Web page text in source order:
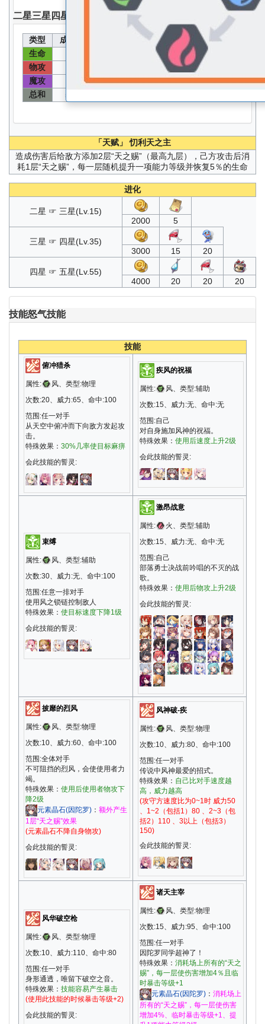
二星三星 四星
类型 成长值 类型 成长值
能力值
生命
126
物攻
72
魔攻
342 魔防 87
447
总和
584
「天赋」
忉利天之主
造成伤害后给敌方添加2层“天之赐”（最高九层），己方攻击后消
耗1层“天之赐”，每一层随机提升一项能力等级并恢复5％的生命
进化
二星 ☞ 三星(Lv.15)
2000
5
三星 ☞ 四星(Lv.35)
3000
15 20
四星 ☞ 五星(Lv.55)
4000
20 20 20
技能怒气技能
技能
俯冲猎杀
属性:
风、类型:物理
次数:20、威力:65、命中:100
范围:任一对手
从天空中俯冲而下向敌方发起攻
击。
特殊效果： 30%几率使目标麻痹
会此技能的誓灵:
疾风的祝福
属性:
风、类型:辅助
次数:15、威力:无、命中:无
范围:自己
对自身施加风神的祝福。
特殊效果： 使用后速度上升2级
会此技能的誓灵:
束缚
属性:
风、类型:辅助
次数:30、威力:无、命中:100
范围:任意一排对手
使用风之锁链控制敌人
特殊效果： 使目标速度下降1级
会此技能的誓灵:
激昂战意
属性:
火、类型:辅助
次数:15、威力:无、命中:无
范围:自己
部落勇士决战前吟唱的不灭的战
歌。
特殊效果： 使用后物攻上升2级
会此技能的誓灵:
披靡的烈风
属性:
风、类型:物理
次数:10、威力:60、命中:100
范围:全体对手
不可阻挡的烈风，会使使用者力
竭。
特殊效果： 使用后使用者物攻下
降2级
元素晶石(因陀罗)： 额外产生
1层“天之赐”效果
(元素晶石不降自身物攻)
会此技能的誓灵:
风神破-疾
属性:
风、类型:物理
次数:10、威力:80、命中:100
范围:任一对手
传说中风神最爱的招式。
特殊效果： 自己比对手速度越
高，威力越高
(攻守方速度比为0~1时 威力50
、1~2（包括1）80 、2~3（包
括2）110 、3以上（包括3）
150)
会此技能的誓灵:
风华破空枪
属性:
风、类型:物理
次数:10、威力:110、命中:80
范围:任一对手
身形通透，唯留下破空之音。
特殊效果： 技能容易产生暴击
(使用此技能的时候暴击等级+2)
会此技能的誓灵:
诸天主宰
属性:
风、类型:物理
次数:15、威力:95、命中:100
范围:任一对手
因陀罗同学超神了！
特殊效果： 消耗场上所有的“天之
赐”，每一层使伤害增加4％且临
时暴击等级+1
元素晶石(因陀罗)： 消耗场上
所有的“天之赐”，每一层使伤害
增加4%、临时暴击等级+1、提